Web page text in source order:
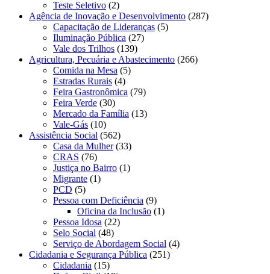
Teste Seletivo (2)
Agência de Inovação e Desenvolvimento (287)
Capacitação de Lideranças (5)
Iluminação Pública (27)
Vale dos Trilhos (139)
Agricultura, Pecuária e Abastecimento (266)
Comida na Mesa (5)
Estradas Rurais (4)
Feira Gastronômica (79)
Feira Verde (30)
Mercado da Família (13)
Vale-Gás (10)
Assistência Social (562)
Casa da Mulher(33)
CRAS (76)
Justiça no Bairro (1)
Migrante (1)
PCD (5)
Pessoa com Deficiência (9)
Oficina da Inclusão (1)
Pessoa Idosa (22)
Selo Social (48)
Serviço de Abordagem Social (4)
Cidadania e Segurança Pública (251)
Cidadania (15)